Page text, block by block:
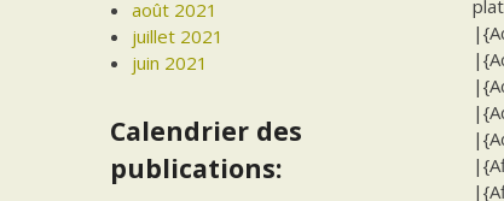
août 2021
juillet 2021
juin 2021
Calendrier des
publications: